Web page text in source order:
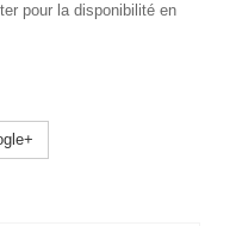
pour la disponibilité en